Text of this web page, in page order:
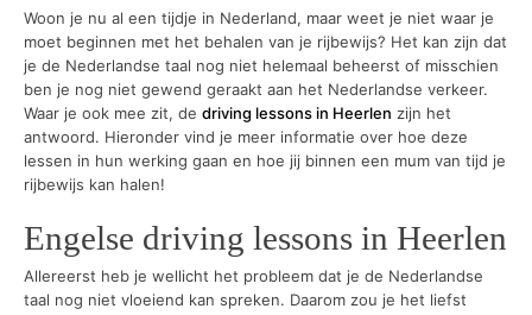
Woon je nu al een tijdje in Nederland, maar weet je niet waar je
moet beginnen met het behalen van je rijbewijs? Het kan zijn dat
je de Nederlandse taal nog niet helemaal beheerst of misschien
ben je nog niet gewend geraakt aan het Nederlandse verkeer.
Waar je ook mee zit, de driving lessons in Heerlen zijn het
antwoord. Hieronder vind je meer informatie over hoe deze
lessen in hun werking gaan en hoe jij binnen een mum van tijd je
rijbewijs kan halen!
Engelse driving lessons in Heerlen
Allereerst heb je wellicht het probleem dat je de Nederlandse
taal nog niet vloeiend kan spreken. Daarom zou je het liefst